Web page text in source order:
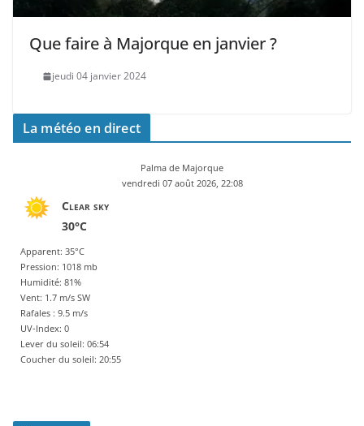
Que faire à Majorque en janvier ?
jeudi 04 janvier 2024
La météo en direct
Palma de Majorque
vendredi 07 août 2026, 22:08
Clear sky
30°C
Apparent: 35°C
Pression: 1018 mb
Humidité: 81%
Vent: 1.7 m/s SW
Rafales : 9.5 m/s
UV-Index: 0
Lever du soleil: 06:54
Coucher du soleil: 20:55